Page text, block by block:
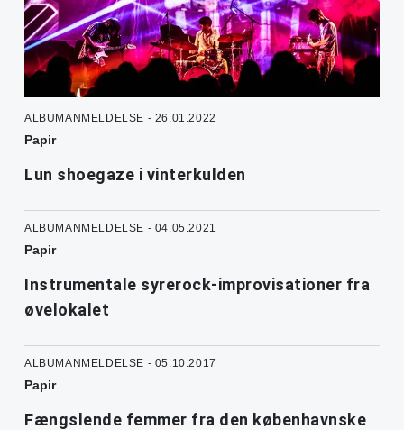
ALBUMANMELDELSE - 26.01.2022
Papir
Lun shoegaze i vinterkulden
ALBUMANMELDELSE - 04.05.2021
Papir
Instrumentale syrerock-improvisationer fra
øvelokalet
ALBUMANMELDELSE - 05.10.2017
Papir
Fængslende femmer fra den københavnske